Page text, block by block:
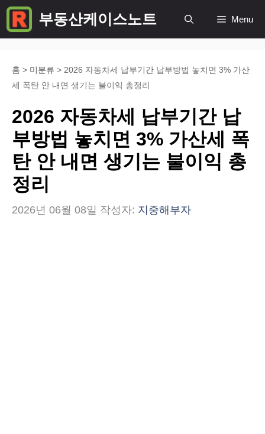
컨
텐
부동산케이스노트 Menu
홈 > 미분류 > 2026 자동차세 납부기간 납부방법 놓치면 3% 가산
세 폭탄 안 내면 생기는 불이익 총정리
2026 자동차세 납부기간 납
부방법 놓치면 3% 가산세 폭
탄 안 내면 생기는 불이익 총
정리
2026년 06월 08일 작성자: 지중해부자